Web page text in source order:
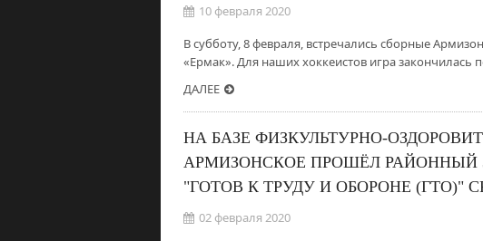
10 февраля 2020
В субботу, 8 февраля, встречались сборные
«Ермак». Для наших хоккеистов игра закончилась
ДАЛЕЕ
НА БАЗЕ ФИЗКУЛЬТУРНО-
АРМИЗОНСКОЕ ПРОШЁЛ РАЙОННЫЙ
"ГОТОВ К ТРУДУ И ОБОРОНЕ (ГТО)"
02 февраля 2020